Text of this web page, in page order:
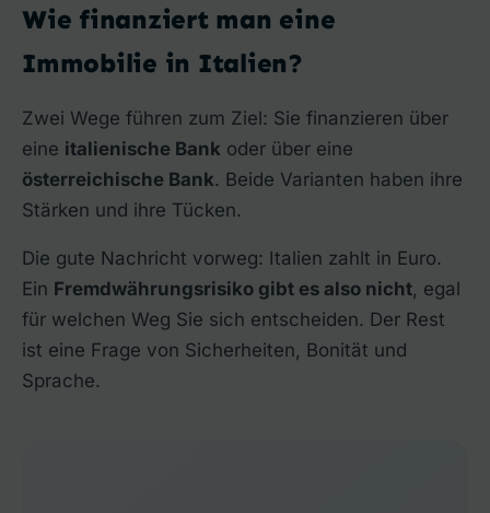
Wie finanziert man eine
Immobilie in Italien?
Zwei Wege führen zum Ziel: Sie finanzieren über
eine italienische Bank oder über eine
österreichische Bank. Beide Varianten haben ihre
Stärken und ihre Tücken.
Die gute Nachricht vorweg: Italien zahlt in Euro.
Ein Fremdwährungsrisiko gibt es also nicht , egal
für welchen Weg Sie sich entscheiden. Der Rest
ist eine Frage von Sicherheiten, Bonität und
Sprache.